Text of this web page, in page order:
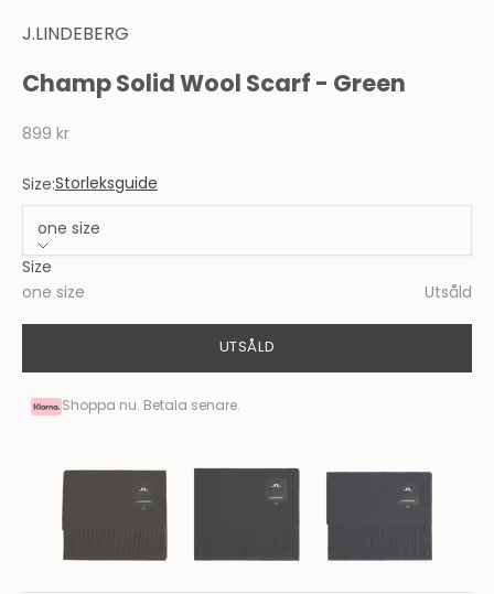
J.LINDEBERG
Champ Solid Wool Scarf - Green
REA-pris
899 kr
Size:Storleksguide
one size
Size
one size
Utsåld
UTSÅLD
Shoppa nu. Betala senare.